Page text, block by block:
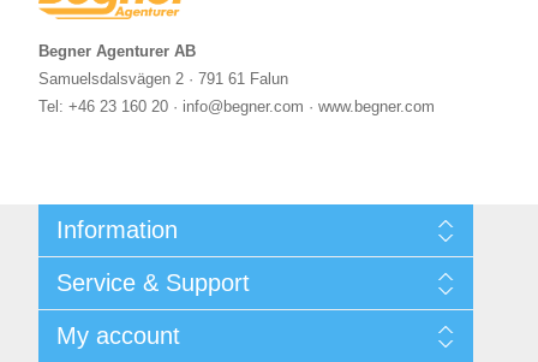
Begner Agenturer AB
Samuelsdalsvägen 2 · 791 61 Falun
Tel: +46 23 160 20 · info@begner.com · www.begner.com
Information
Shipping & returns
Integritetspolicy
Terms & Conditions
Begner System / iba Nordic
Service & Support
Leverantörslista
My account